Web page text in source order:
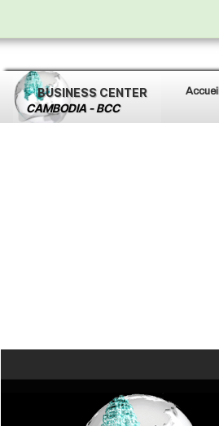
BUSINESS CENTER
CAMBODIA - BCC
Accueil